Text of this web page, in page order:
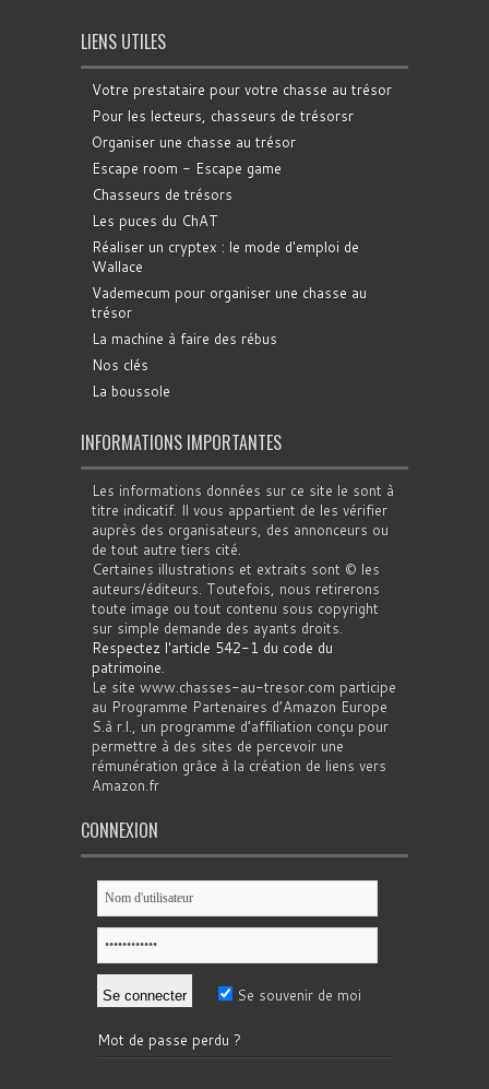
LIENS UTILES
Votre prestataire pour votre chasse au trésor
Pour les lecteurs, chasseurs de trésorsr
Organiser une chasse au trésor
Escape room - Escape game
Chasseurs de trésors
Les puces du ChAT
Réaliser un cryptex : le mode d'emploi de
Wallace
Vademecum pour organiser une chasse au
trésor
La machine à faire des rébus
Nos clés
La boussole
INFORMATIONS IMPORTANTES
Les informations données sur ce site le sont à
titre indicatif. Il vous appartient de les vérifier
auprès des organisateurs, des annonceurs ou
de tout autre tiers cité.
Certaines illustrations et extraits sont © les
auteurs/éditeurs. Toutefois, nous retirerons
toute image ou tout contenu sous copyright
sur simple demande des ayants droits.
Respectez l'article 542-1 du code du
patrimoine.
Le site www.chasses-au-tresor.com participe
au Programme Partenaires d’Amazon Europe
S.à r.l., un programme d’affiliation conçu pour
permettre à des sites de percevoir une
rémunération grâce à la création de liens vers
Amazon.fr
CONNEXION
Se souvenir de moi
Mot de passe perdu ?